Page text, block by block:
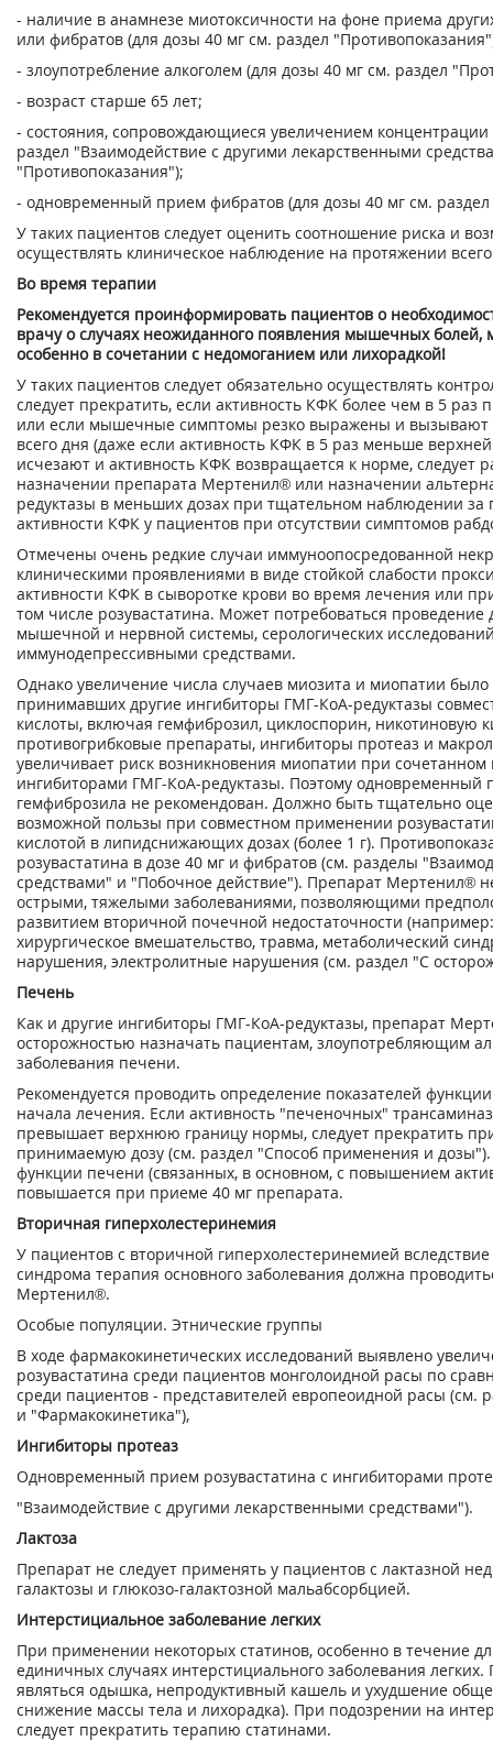
- наличие в анамнезе миотоксичности на фоне приема
или фибратов (для дозы 40 мг см. раздел
- злоупотребление алкоголем (для дозы 40 мг см. раздел
- возраст старше 65 лет;
- состояния, сопровождающиеся увеличением
раздел "Взаимодействие с другими лекарственными
"Противопоказания");
- одновременный прием фибратов (для дозы 40 мг см.
У таких пациентов следует оценить соотношение риска и
осуществлять клиническое наблюдение на протяжении
Во время терапии
Рекомендуется проинформировать пациентов о
врачу о случаях неожиданного появления мышечных болей,
особенно в сочетании с недомоганием или лихорадкой!
У таких пациентов следует обязательно осуществлять
следует прекратить, если активность КФК более чем в 5
или если мышечные симптомы резко выражены и вызывают
всего дня (даже если активность КФК в 5 раз меньше
исчезают и активность КФК возвращается к норме, следует
назначении препарата Мертенил® или назначении
редуктазы в меньших дозах при тщательном наблюдении за
активности КФК у пациентов при отсутствии симптомов
Отмечены очень редкие случаи иммуноопосредованной
клиническими проявлениями в виде стойкой слабости
активности КФК в сыворотке крови во время лечения или
том числе розувастатина. Может потребоваться
мышечной и нервной системы, серологических
иммунодепрессивными средствами.
Однако увеличение числа случаев миозита и миопатии
принимавших другие ингибиторы ГМГ-КоА-редуктазы
кислоты, включая гемфиброзил, циклоспорин, никотиновую
противогрибковые препараты, ингибиторы протеаз и
увеличивает риск возникновения миопатии при
ингибиторами ГМГ-КоА-редуктазы. Поэтому одновременный
гемфиброзила не рекомендован. Должно быть тщательно
возможной пользы при совместном применении
кислотой в липидснижающих дозах (более 1 г).
розувастатина в дозе 40 мг и фибратов (см. разделы
средствами" и "Побочное действие"). Препарат Мертенил®
острыми, тяжелыми заболеваниями, позволяющими
развитием вторичной почечной недостаточности
хирургическое вмешательство, травма, метаболический
нарушения, электролитные нарушения (см. раздел "С
Печень
Как и другие ингибиторы ГМГ-КоА-редуктазы, препарат
осторожностью назначать пациентам, злоупотребляющим
заболевания печени.
Рекомендуется проводить определение показателей
начала лечения. Если активность "печеночных"
превышает верхнюю границу нормы, следует прекратить
принимаемую дозу (см. раздел "Способ применения и
функции печени (связанных, в основном, с повышением
повышается при приеме 40 мг препарата.
Вторичная гиперхолестеринемия
У пациентов с вторичной гиперхолестеринемией
синдрома терапия основного заболевания должна
Мертенил®.
Особые популяции. Этнические группы
В ходе фармакокинетических исследований выявлено
розувастатина среди пациентов монголоидной расы по
среди пациентов - представителей европеоидной расы (см.
и "Фармакокинетика"),
Ингибиторы протеаз
Одновременный прием розувастатина с ингибиторами
"Взаимодействие с другими лекарственными средствами").
Лактоза
Препарат не следует применять у пациентов с лактазной
галактозы и глюкозо-галактозной мальабсорбцией.
Интерстициальное заболевание легких
При применении некоторых статинов, особенно в течение
единичных случаях интерстициального заболевания
являться одышка, непродуктивный кашель и ухудшение
снижение массы тела и лихорадка). При подозрении на
следует прекратить терапию статинами.